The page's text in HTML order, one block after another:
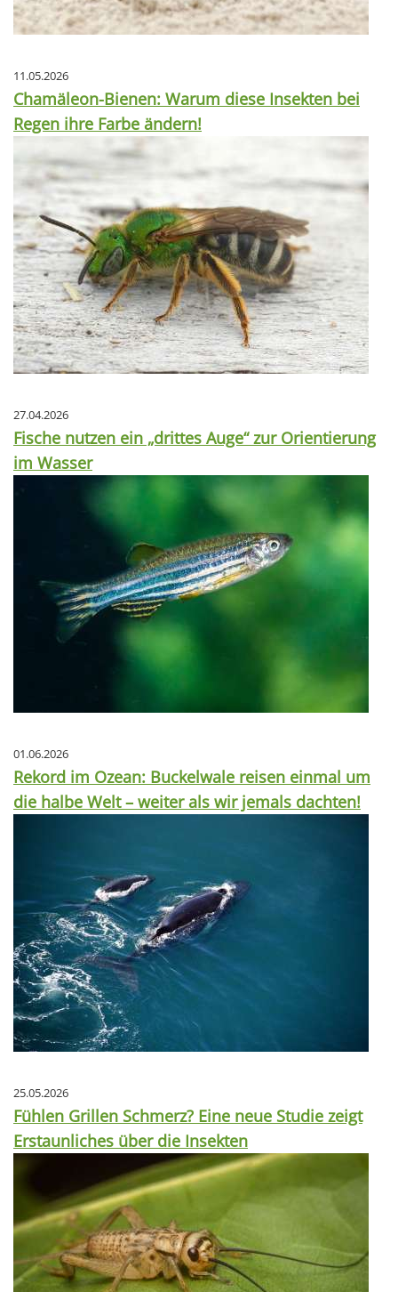
11.05.2026
Chamäleon-Bienen: Warum diese Insekten bei
Regen ihre Farbe ändern!
27.04.2026
Fische nutzen ein „drittes Auge“ zur Orientierung
im Wasser
01.06.2026
Rekord im Ozean: Buckelwale reisen einmal um
die halbe Welt – weiter als wir jemals dachten!
25.05.2026
Fühlen Grillen Schmerz? Eine neue Studie zeigt
Erstaunliches über die Insekten